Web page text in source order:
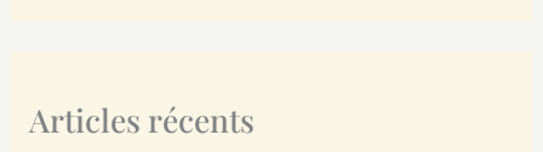
Articles récents